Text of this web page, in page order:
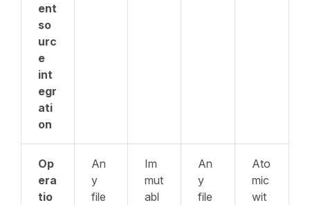
ent
so
urc
e
int
egr
ati
on
Op
era
tio
An
y
file
Im
mut
abl
An
y
file
Ato
mic
wit